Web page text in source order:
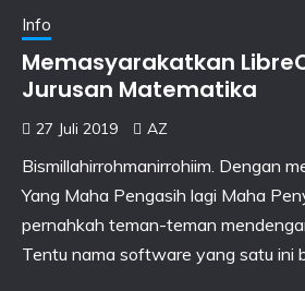
Info
Memasyarakatkan
Jurusan Matematika
27 Juli 2019 AZ
Bismillahirrohmanirrohiim. Dengan
Yang Maha Pengasih lagi Maha
pernahkah teman-teman
Tentu nama software yang satu ini